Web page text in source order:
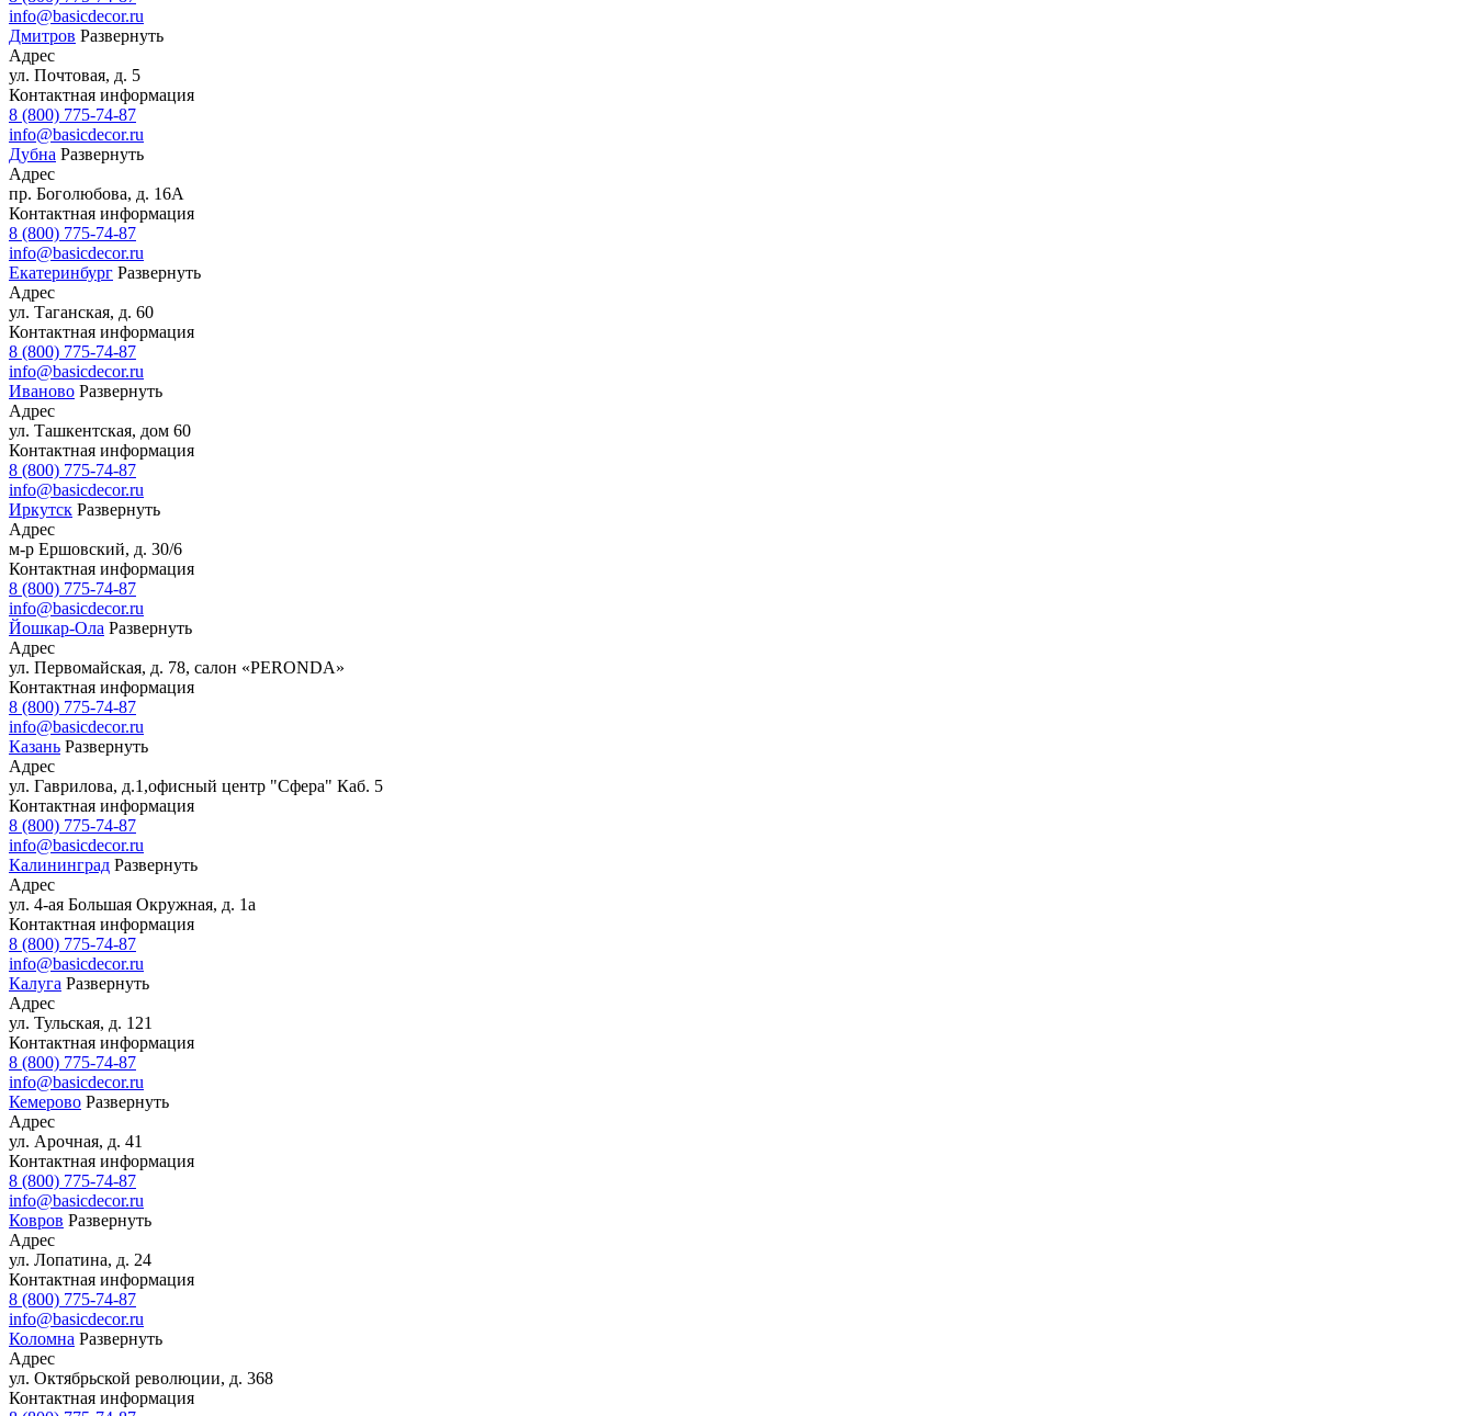
info@basicdecor.ru
Дмитров Развернуть
Адрес
ул. Почтовая, д. 5
Контактная информация
8 (800) 775-74-87
info@basicdecor.ru
Дубна Развернуть
Адрес
пр. Боголюбова, д. 16А
Контактная информация
8 (800) 775-74-87
info@basicdecor.ru
Екатеринбург Развернуть
Адрес
ул. Таганская, д. 60
Контактная информация
8 (800) 775-74-87
info@basicdecor.ru
Иваново Развернуть
Адрес
ул. Ташкентская, дом 60
Контактная информация
8 (800) 775-74-87
info@basicdecor.ru
Иркутск Развернуть
Адрес
м-р Ершовский, д. 30/6
Контактная информация
8 (800) 775-74-87
info@basicdecor.ru
Йошкар-Ола Развернуть
Адрес
ул. Первомайская, д. 78, салон «PERONDA»
Контактная информация
8 (800) 775-74-87
info@basicdecor.ru
Казань Развернуть
Адрес
ул. Гаврилова, д.1,офисный центр "Сфера" Каб. 5
Контактная информация
8 (800) 775-74-87
info@basicdecor.ru
Калининград Развернуть
Адрес
ул. 4-ая Большая Окружная, д. 1а
Контактная информация
8 (800) 775-74-87
info@basicdecor.ru
Калуга Развернуть
Адрес
ул. Тульская, д. 121
Контактная информация
8 (800) 775-74-87
info@basicdecor.ru
Кемерово Развернуть
Адрес
ул. Арочная, д. 41
Контактная информация
8 (800) 775-74-87
info@basicdecor.ru
Ковров Развернуть
Адрес
ул. Лопатина, д. 24
Контактная информация
8 (800) 775-74-87
info@basicdecor.ru
Коломна Развернуть
Адрес
ул. Октябрьской революции, д. 368
Контактная информация